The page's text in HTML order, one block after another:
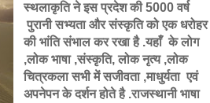
स्थलाकृति ने इस प्रदेश की 5000 वर्ष
पुरानी सभ्यता और संस्कृति को एक धरोहर
की भांति संभाल कर रखा है .यहाँ के लोग
,लोक भाषा ,संस्कृति, लोक नृत्य ,लोक
चित्रकला सभी में सजीवता ,माधुर्यता एवं
अपनेपन के दर्शन होते है .राजस्थानी भाषा